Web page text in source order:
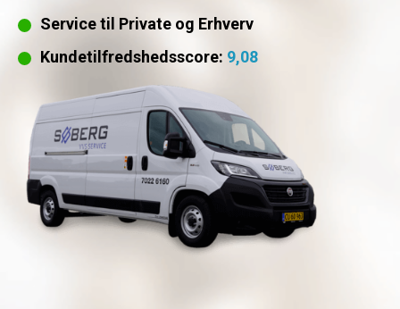
Service til Private og Erhverv
Kundetilfredshedsscore: 9,08